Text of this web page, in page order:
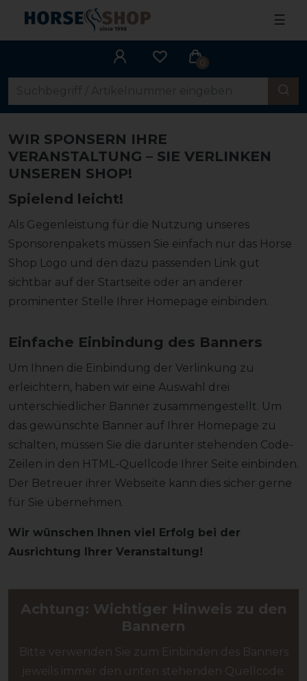
☰
0
WIR SPONSERN IHRE
VERANSTALTUNG – SIE VERLINKEN
UNSEREN SHOP!
Spielend leicht!
Als Gegenleistung für die Nutzung unseres
Sponsorenpakets müssen Sie einfach nur das Horse
Shop Logo und den dazu passenden Link gut
sichtbar auf der Startseite oder an anderer
prominenter Stelle Ihrer Homepage einbinden.
Einfache Einbindung des Banners
Um Ihnen die Einbindung der Verlinkung zu
erleichtern, haben wir eine Auswahl drei
unterschiedlicher Banner zusammengestellt. Um
das gewünschte Banner auf Ihrer Homepage zu
schalten, müssen Sie die darunter stehenden Code-
Zeilen in den HTML-Quellcode Ihrer Seite einbinden.
Der Betreuer ihrer Webseite kann dies sicher gerne
für Sie übernehmen.
Wir wünschen Ihnen viel Erfolg bei der
Ausrichtung Ihrer Veranstaltung!
Achtung: Wichtiger Hinweis zu den
Bannern
Bitte verwenden Sie zum Einbinden des Banners
jeweils immer den unten stehenden Quellcode.